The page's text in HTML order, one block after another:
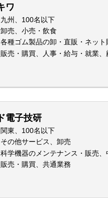
ワ
九州、100名以下
卸売、小売・飲食
各種ゴム製品の卸・直販・ネット
販売・購買、人事・給与・就業
電子技研
関東、100名以下
その他サービス、卸売
科学機器のメンテナンス・販売
販売・購買、共通業務